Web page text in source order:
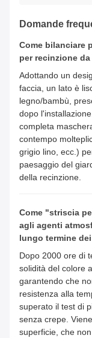
Domande
Come bilanciare
per recinzione
Adottando un
faccia, un lato è
legno/bambù,
dopo
completa
contempo
grigio lino, ecc.)
paesaggio del
della recinzione.
Come "striscia
agli agenti
lungo termine
Dopo 2000 ore di
solidità del colore
garantendo che
resistenza alla
superato il test di
senza crepe.
superficie, che